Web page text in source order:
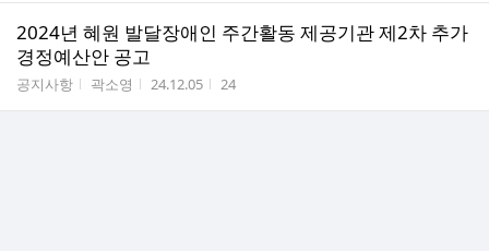
2024년 혜원 발달장애인 주간활동 제공기관 제2차 추가
경정예산안 공고
게시판명
공지사항 작성자
곽소영 작성시간
24.12.05 조회수
24